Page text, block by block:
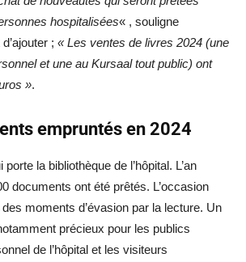
hospitalisées« , souligne
; « Les ventes de livres 2024 (une
et une au Kursaal tout public) ont
».
empruntés en 2024
la bibliothèque de l’hôpital. L’an
documents ont été prêtés. L’occasion
des moments d’évasion par la lecture. Un
précieux pour les publics
de l’hôpital et les visiteurs